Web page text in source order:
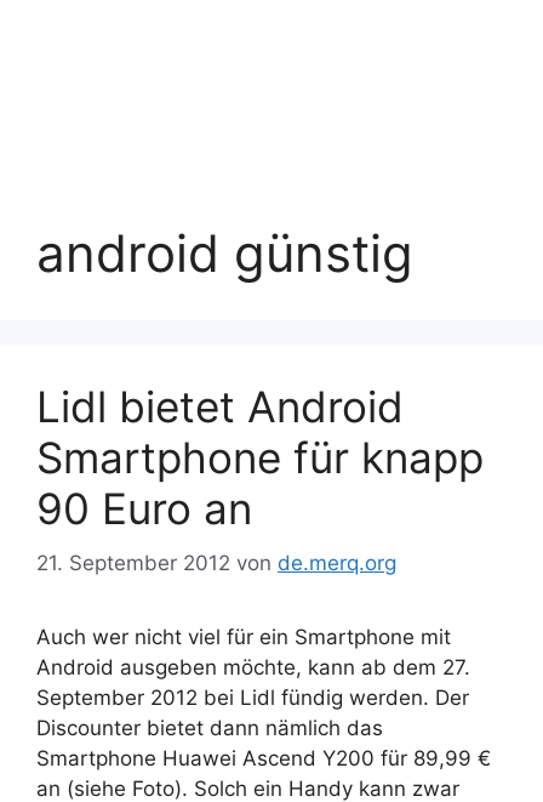
android günstig
Lidl bietet Android
Smartphone für knapp
90 Euro an
21. September 2012 von de.merq.org
Auch wer nicht viel für ein Smartphone mit
Android ausgeben möchte, kann ab dem 27.
September 2012 bei Lidl fündig werden. Der
Discounter bietet dann nämlich das
Smartphone Huawei Ascend Y200 für 89,99 €
an (siehe Foto). Solch ein Handy kann zwar